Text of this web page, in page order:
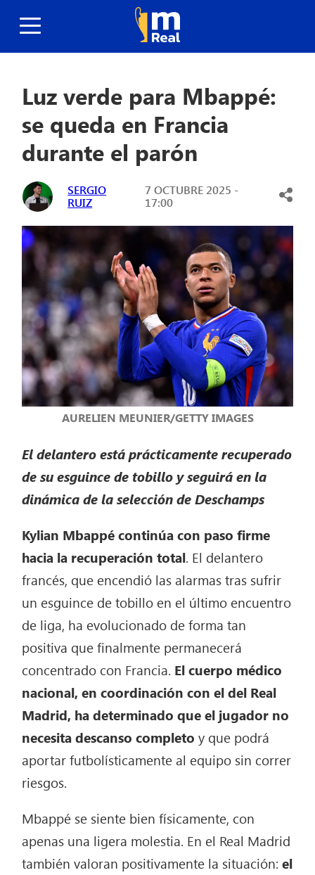
Luz verde para Mbappé:
se queda en Francia
durante el parón
SERGIO
RUIZ
7 OCTUBRE 2025 -
17:00
AURELIEN MEUNIER/GETTY IMAGES
El delantero está prácticamente recuperado
de su esguince de tobillo y seguirá en la
dinámica de la selección de Deschamps
Kylian Mbappé continúa con paso firme
hacia la recuperación total. El delantero
francés, que encendió las alarmas tras sufrir
un esguince de tobillo en el último encuentro
de liga, ha evolucionado de forma tan
positiva que finalmente permanecerá
concentrado con Francia. El cuerpo médico
nacional, en coordinación con el del Real
Madrid, ha determinado que el jugador no
necesita descanso completo y que podrá
aportar futbolísticamente al equipo sin correr
riesgos.
Mbappé se siente bien físicamente, con
apenas una ligera molestia. En el Real Madrid
también valoran positivamente la situación:el